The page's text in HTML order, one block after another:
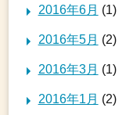
2016年6月 (1)
2016年5月 (2)
2016年3月 (1)
2016年1月 (2)